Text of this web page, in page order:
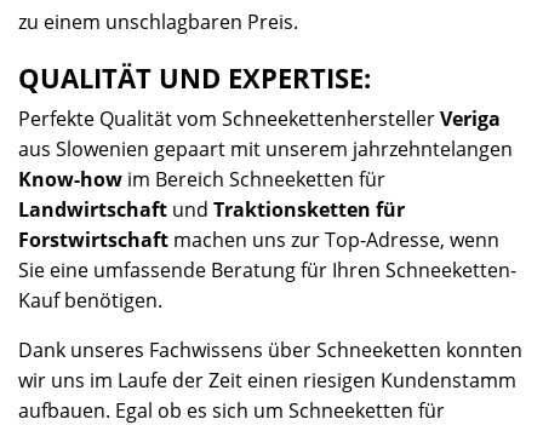
zu einem unschlagbaren Preis.
QUALITÄT UND EXPERTISE:
Perfekte Qualität vom SchneekettenherstellerVeriga
aus Slowenien gepaart mit unserem jahrzehntelangen
Know-how im Bereich Schneeketten für
Landwirtschaft und Traktionsketten für
Forstwirtschaft machen uns zur Top-Adresse, wenn
Sie eine umfassende Beratung für Ihren Schneeketten-
Kauf benötigen.
Dank unseres Fachwissens über Schneeketten konnten
wir uns im Laufe der Zeit einen riesigen Kundenstamm
aufbauen. Egal ob es sich um Schneeketten für